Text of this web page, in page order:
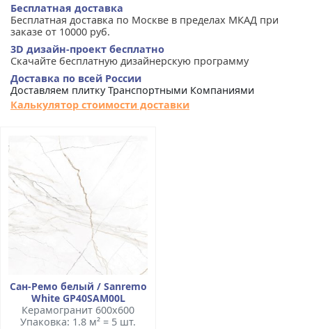
Бесплатная доставка
Бесплатная доставка по Москве в пределах МКАД при
заказе от 10000 руб.
3D дизайн-проект бесплатно
Скачайте бесплатную дизайнерскую программу
Доставка по всей России
Доставляем плитку Транспортными Компаниями
Калькулятор стоимости доставки
Сан-Ремо белый / Sanremo
White GP40SAM00L
Керамогранит 600x600
Упаковка: 1.8 м² = 5 шт.